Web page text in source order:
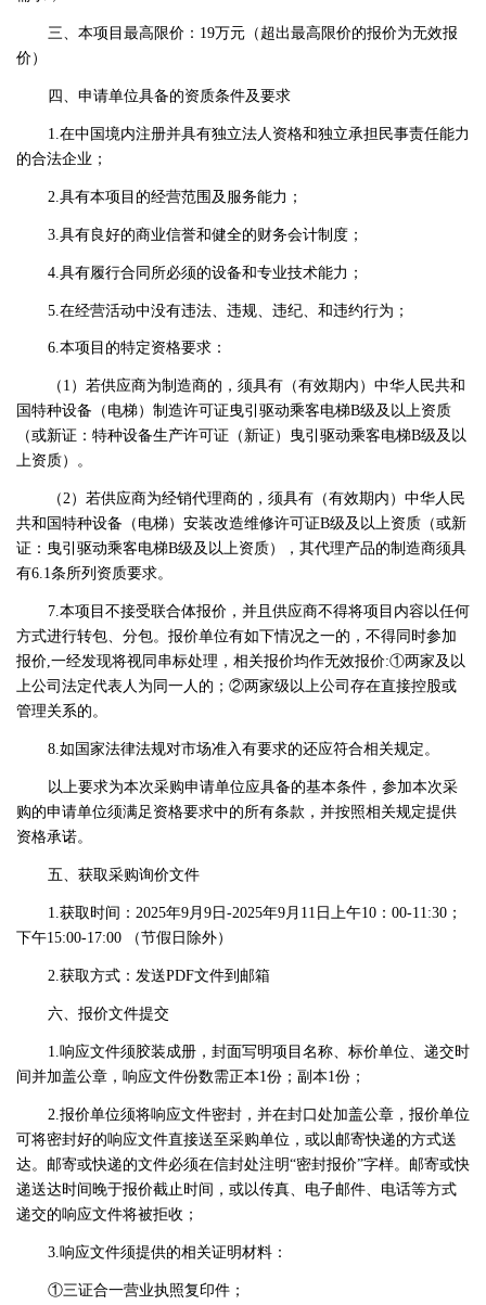
三、本项目最高限价：19万元（超出最高限价的报价为无效报
价）
四、申请单位具备的资质条件及要求
1.在中国境内注册并具有独立法人资格和独立承担民事责任能力
的合法企业；
2.具有本项目的经营范围及服务能力；
3.具有良好的商业信誉和健全的财务会计制度；
4.具有履行合同所必须的设备和专业技术能力；
5.在经营活动中没有违法、违规、违纪、和违约行为；
6.本项目的特定资格要求：
（1）若供应商为制造商的，须具有（有效期内）中华人民共和
国特种设备（电梯）制造许可证曳引驱动乘客电梯B级及以上资质
（或新证：特种设备生产许可证（新证）曳引驱动乘客电梯B级及以
上资质）。
（2）若供应商为经销代理商的，须具有（有效期内）中华人民
共和国特种设备（电梯）安装改造维修许可证B级及以上资质（或新
证：曳引驱动乘客电梯B级及以上资质），其代理产品的制造商须具
有6.1条所列资质要求。
7.本项目不接受联合体报价，并且供应商不得将项目内容以任何
方式进行转包、分包。报价单位有如下情况之一的，不得同时参加
报价,一经发现将视同串标处理，相关报价均作无效报价:①两家及以
上公司法定代表人为同一人的；②两家级以上公司存在直接控股或
管理关系的。
8.如国家法律法规对市场准入有要求的还应符合相关规定。
以上要求为本次采购申请单位应具备的基本条件，参加本次采
购的申请单位须满足资格要求中的所有条款，并按照相关规定提供
资格承诺。
五、获取采购询价文件
1.获取时间：2025年9月9日-2025年9月11日上午10：00-11:30；
下午15:00-17:00 （节假日除外）
2.获取方式：发送PDF文件到邮箱
六、报价文件提交
1.响应文件须胶装成册，封面写明项目名称、标价单位、递交时
间并加盖公章，响应文件份数需正本1份；副本1份；
2.报价单位须将响应文件密封，并在封口处加盖公章，报价单位
可将密封好的响应文件直接送至采购单位，或以邮寄快递的方式送
达。邮寄或快递的文件必须在信封处注明“密封报价”字样。邮寄或快
递送达时间晚于报价截止时间，或以传真、电子邮件、电话等方式
递交的响应文件将被拒收；
3.响应文件须提供的相关证明材料：
①三证合一营业执照复印件；